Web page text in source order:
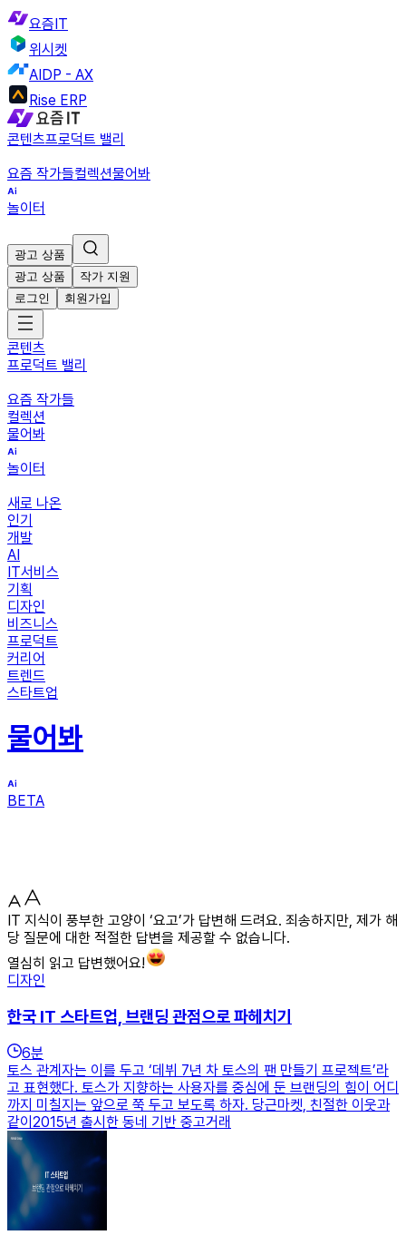
요즘IT
위시켓
AIDP - AX
Rise ERP
콘텐츠프로덕트 밸리
요즘 작가들컬렉션물어봐
놀이터
광고 상품
광고 상품
작가 지원
로그인
회원가입
콘텐츠
프로덕트 밸리
요즘 작가들
컬렉션
물어봐
놀이터
새로 나온
인기
개발
AI
IT서비스
기획
디자인
비즈니스
프로덕트
커리어
트렌드
스타트업
물어봐
BETA
IT 지식이 풍부한 고양이 ‘요고’가 답변해 드려요. 죄송하지만, 제가 해
당 질문에 대한 적절한 답변을 제공할 수 없습니다.
열심히 읽고 답변했어요!
디자인
한국 IT 스타트업, 브랜딩 관점으로 파헤치기
6분
토스 관계자는 이를 두고 ‘데뷔 7년 차 토스의 팬 만들기 프로젝트’라
고 표현했다. 토스가 지향하는 사용자를 중심에 둔 브랜딩의 힘이 어디
까지 미칠지는 앞으로 쭉 두고 보도록 하자. 당근마켓, 친절한 이웃과
같이2015년 출시한 동네 기반 중고거래